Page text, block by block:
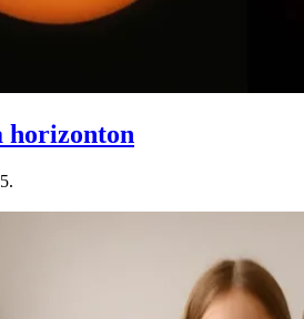
horizonton